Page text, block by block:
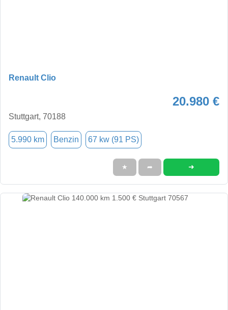
Renault Clio
20.980 €
Stuttgart, 70188
5.990 km Benzin 67 kw (91 PS)
★ ➦ ➜